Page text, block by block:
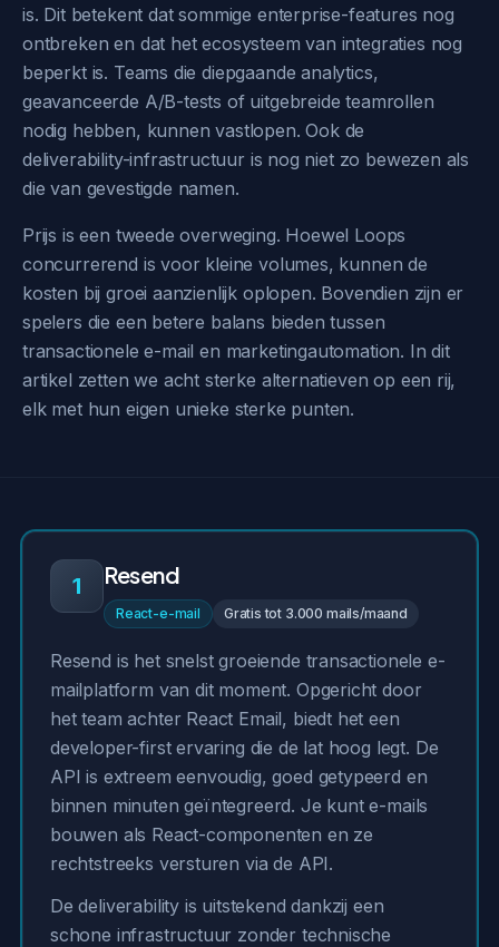
is. Dit betekent dat sommige enterprise-features nog
ontbreken en dat het ecosysteem van integraties nog
beperkt is. Teams die diepgaande analytics,
geavanceerde A/B-tests of uitgebreide teamrollen
nodig hebben, kunnen vastlopen. Ook de
deliverability-infrastructuur is nog niet zo bewezen als
die van gevestigde namen.
Prijs is een tweede overweging. Hoewel Loops
concurrerend is voor kleine volumes, kunnen de
kosten bij groei aanzienlijk oplopen. Bovendien zijn er
spelers die een betere balans bieden tussen
transactionele e-mail en marketingautomation. In dit
artikel zetten we acht sterke alternatieven op een rij,
elk met hun eigen unieke sterke punten.
1 Resend
React-e-mail Gratis tot 3.000 mails/maand
Resend is het snelst groeiende transactionele e-
mailplatform van dit moment. Opgericht door
het team achter React Email, biedt het een
developer-first ervaring die de lat hoog legt. De
API is extreem eenvoudig, goed getypeerd en
binnen minuten geïntegreerd. Je kunt e-mails
bouwen als React-componenten en ze
rechtstreeks versturen via de API.
De deliverability is uitstekend dankzij een
schone infrastructuur zonder technische